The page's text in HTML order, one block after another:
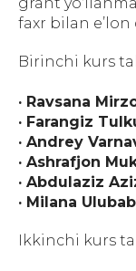
faxr bilan e’lon
Birinchi kurs
· Ravsana
· Farangiz
· Andrey
· Ashrafjon
· Abdulaziz
· Milana
Ikkinchi kurs